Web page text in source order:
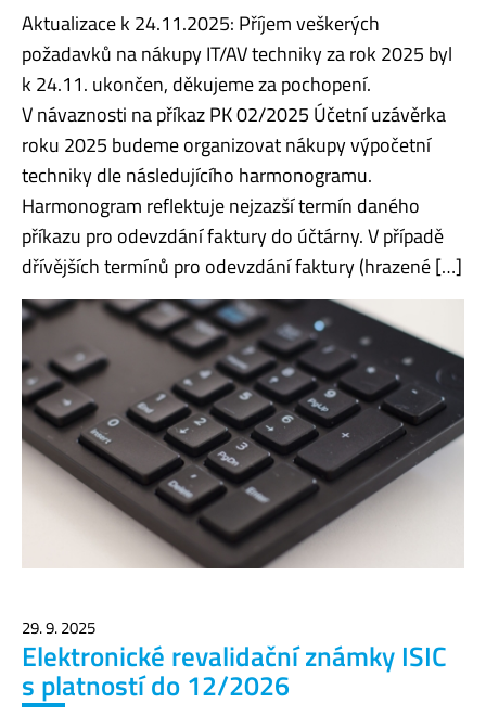
Aktualizace k 24.11.2025: Příjem veškerých
požadavků na nákupy IT/AV techniky za rok 2025 byl
k 24.11. ukončen, děkujeme za pochopení.
V návaznosti na příkaz PK 02/2025 Účetní uzávěrka
roku 2025 budeme organizovat nákupy výpočetní
techniky dle následujícího harmonogramu.
Harmonogram reflektuje nejzazší termín daného
příkazu pro odevzdání faktury do účtárny. V případě
dřívějších termínů pro odevzdání faktury (hrazené […]
29. 9. 2025
Elektronické revalidační známky ISIC
s platností do 12/2026